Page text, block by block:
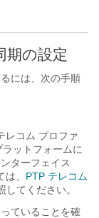
期の設定
には、次の手順
レコム プロファ
ットフォームに
ターフェイス
、 PTP テレコム
してください。
ていることを確